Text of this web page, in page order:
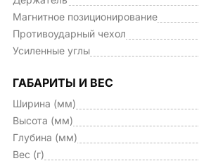
Магнитное позиционирование
Противоударный чехол
Усиленные углы
ГАБАРИТЫ И ВЕС
Ширина (мм)
Высота (мм)
Глубина (мм)
Вес (г)